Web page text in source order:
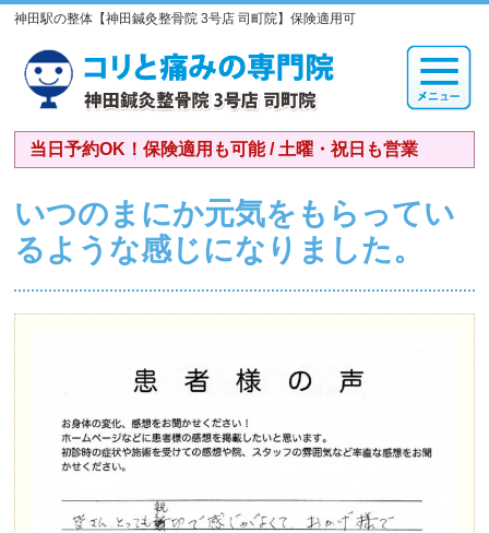
神田駅の整体【神田鍼灸整骨院 3号店 司町院】保険適用可
当日予約OK！保険適用も可能 / 土曜・祝日も営業
いつのまにか元気をもらってい
るような感じになりました。